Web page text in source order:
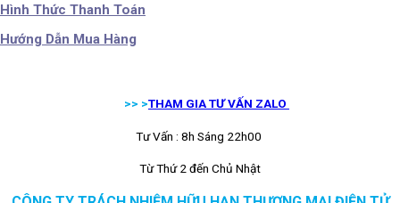
Hình Thức Thanh Toán
Hướng Dẫn Mua Hàng
>> >THAM GIA TƯ VẤN ZALO
Tư Vấn : 8h Sáng 22h00
Từ Thứ 2 đến Chủ Nhật